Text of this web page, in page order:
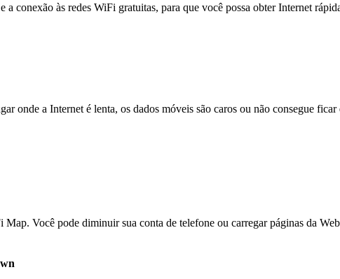
conexão às redes WiFi gratuitas, para que você possa obter Internet
onde a Internet é lenta, os dados móveis são caros ou não consegue
Você pode diminuir sua conta de telefone ou carregar páginas da